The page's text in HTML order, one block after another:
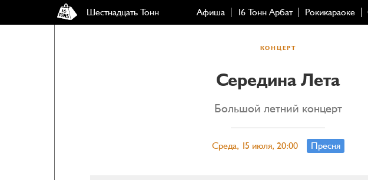
Шестнадцать Тонн Афиша 16 Тонн Арбат Рокикараоке
КОНЦЕРТ
Середина Лета
Большой летний концерт
Среда, 15 июля, 20:00 Пресня